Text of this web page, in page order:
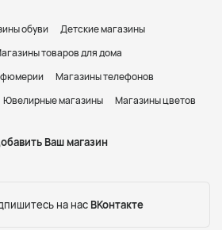
обуви
Детские магазины
товаров для дома
Магазины телефонов
Ювелирные магазины Магазины цветов
Ваш магазин
на нас ВКонтакте